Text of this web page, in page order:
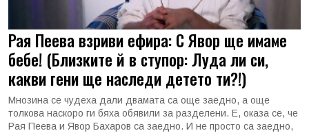
Рая Пеева взриви ефира: С Явор ще имаме
бебе! (Близките й в ступор: Луда ли си,
какви гени ще наследи детето ти?!)
Мнозина се чудеха дали двамата са още заедно, а още
толкова наскоро ги бяха обявили за разделени. Е, оказа се, че
Рая Пеева и Явор Бахаров са заедно. И не просто са заедно,